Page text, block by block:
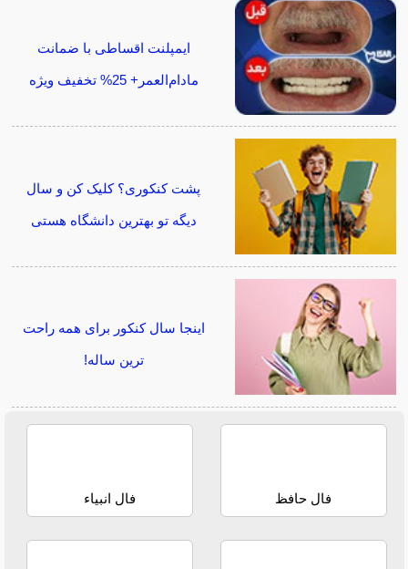
ایمپلنت اقساطی با ضمانت
مادام‌العمر+ 25% تخفیف ویژه
پشت کنکوری؟ کلیک کن و سال
دیگه تو بهترین دانشگاه هستی
اینجا سال کنکور برای همه راحت
ترین ساله!
فال حافظ فال انبیاء